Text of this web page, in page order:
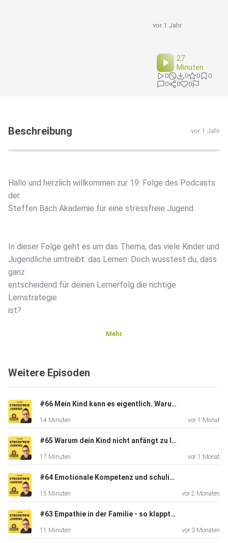
vor 1 Jahr
27
Minuten
0 0 0
0
0
0 0
Beschreibung vor 1 Jahr
Hallo und herzlich willkommen zur 19. Folge des Podcasts
der
Steffen Bach Akademie für eine stressfreie Jugend.
In dieser Folge geht es um das Thema, das viele Kinder und
Jugendliche umtreibt: das Lernen. Doch wusstest du, dass
ganz
entscheidend für deinen Lernerfolg die richtige
Lernstrategie
ist?
und Tricks es beim Thema Lernen gibt und wie du diese in
Alltag mit Leichtigkeit integrieren kannst.
Lernen darf leicht sein! Lernen darf Spaß machen! Mit der
richtigen Strategie gelingt dies.
Alles Liebe
der Steffen
Mehr
Weitere Episoden
#66 Mein Kind kann es eigentlich. Warum schreibt es trotzdem schlechte Noten?
14 Minuten vor 1 Monat
#65 Warum dein Kind nicht anfängt zu lernen...
17 Minuten vor 1 Monat
#64 Emotionale Kompetenz und schulischer Erfolg - wie das zusammenhängt
15 Minuten vor 2 Monaten
#63 Empathie in der Familie - so klappt´s
11 Minuten vor 3 Monaten